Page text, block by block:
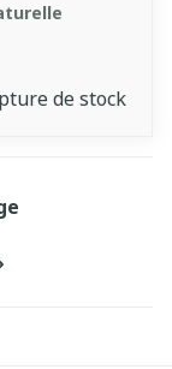
de stock
la page